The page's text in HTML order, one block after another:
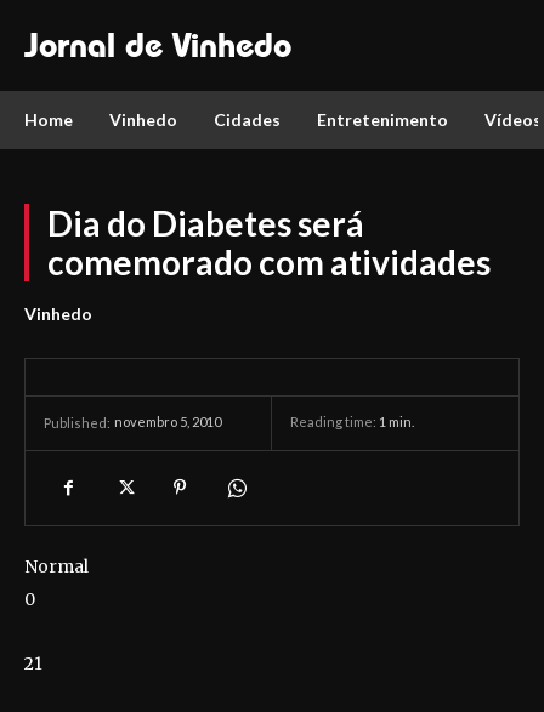
Jornal de Vinhedo
Home Vinhedo Cidades Entretenimento Vídeos
Dia do Diabetes será
comemorado com atividades
Vinhedo
Published: novembro 5, 2010 Reading time: 1 min.
Normal
0
21